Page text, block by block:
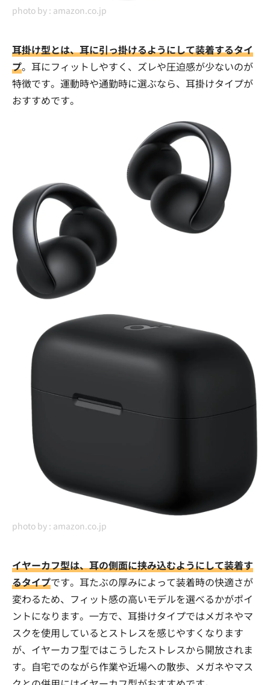
photo by : amazon.co.jp
耳掛け型とは、耳に引っ掛けるようにして装着するタイ
プ。耳にフィットしやすく、ズレや圧迫感が少ないのが
特徴です。運動時や通勤時に選ぶなら、耳掛けタイプが
おすすめです。
photo by : amazon.co.jp
イヤーカフ型は、耳の側面に挟み込むようにして装着す
るタイプです。耳たぶの厚みによって装着時の快適さが
変わるため、フィット感の高いモデルを選べるかがポイ
ントになります。一方で、耳掛けタイプではメガネやマ
スクを使用しているとストレスを感じやすくなります
が、イヤーカフ型ではこうしたストレスから開放されま
す。自宅でのながら作業や近場への散歩、メガネやマス